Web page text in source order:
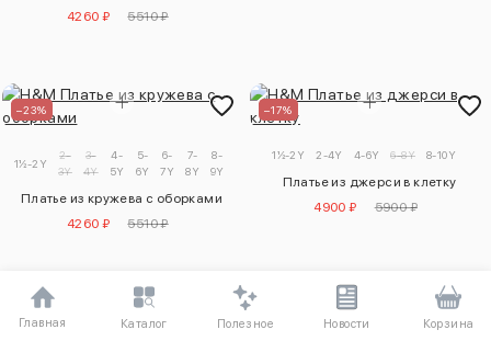
4260 ₽
5510 ₽
–23%
1½-2Y
2-
3Y
3-
4Y
4-
5Y
5-
6Y
6-
7Y
7-
8Y
8-
9Y
Платье из кружева с оборками
4260 ₽
5510 ₽
–17%
1½-2Y 2-4Y 4-6Y 6-8Y 8-10Y
Платье из джерси в клетку
4900 ₽
5900 ₽
–20%
Главная Каталог Полезное Новости Корзина